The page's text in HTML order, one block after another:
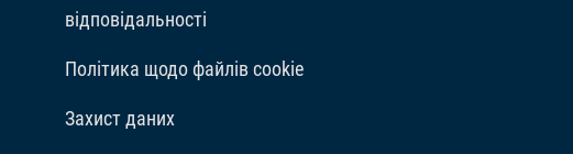
відповідальності
Політика щодо файлів cookie
Захист даних